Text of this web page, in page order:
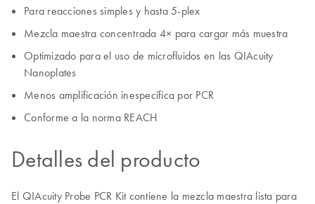
Para reacciones simples y hasta 5-plex
Mezcla maestra concentrada 4× para cargar más muestra
Optimizado para el uso de microfluidos en las QIAcuity
Nanoplates
Menos amplificación inespecífica por PCR
Conforme a la norma REACH
Detalles del producto
El QIAcuity Probe PCR Kit contiene la mezcla maestra lista para